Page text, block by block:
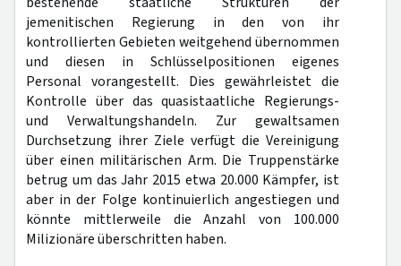
jemenitischen Regierung in den von ihr
kontrollierten Gebieten weitgehend übernommen
und diesen in Schlüsselpositionen eigenes
Personal vorangestellt. Dies gewährleistet die
Kontrolle über das quasistaatliche Regierungs-
und Verwaltungshandeln. Zur gewaltsamen
Durchsetzung ihrer Ziele verfügt die Vereinigung
über einen militärischen Arm. Die Truppenstärke
betrug um das Jahr 2015 etwa 20.000 Kämpfer, ist
aber in der Folge kontinuierlich angestiegen und
könnte mittlerweile die Anzahl von 100.000
Milizionäre überschritten haben.